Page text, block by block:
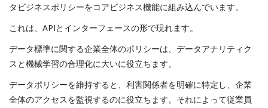
タビジネスポリシーをコアビジネス機能に組み込んでいます。
これは、APIとインターフェースの形で現れます。
データ標準に関する企業全体のポリシーは、データアナリティク
スと機械学習の合理化に大いに役立ちます。
データポリシーを維持すると、利害関係者を明確に特定し、企業
全体のアクセスを監視するのに役立ちます。それによって従業員